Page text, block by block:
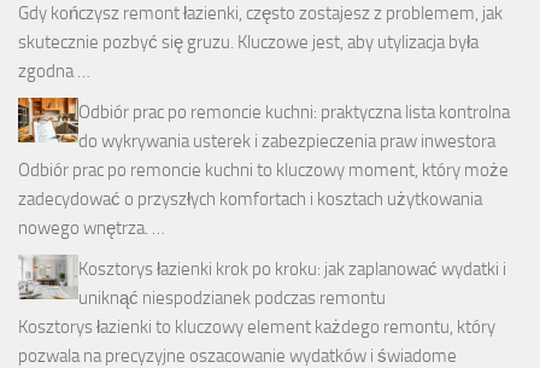
Gdy kończysz remont łazienki, często zostajesz z problemem, jak
skutecznie pozbyć się gruzu. Kluczowe jest, aby utylizacja była
zgodna …
Odbiór prac po remoncie kuchni: praktyczna lista kontrolna
do wykrywania usterek i zabezpieczenia praw inwestora
Odbiór prac po remoncie kuchni to kluczowy moment, który może
zadecydować o przyszłych komfortach i kosztach użytkowania
nowego wnętrza. …
Kosztorys łazienki krok po kroku: jak zaplanować wydatki i
uniknąć niespodzianek podczas remontu
Kosztorys łazienki to kluczowy element każdego remontu, który
pozwala na precyzyjne oszacowanie wydatków i świadome